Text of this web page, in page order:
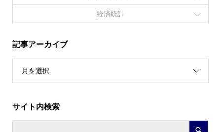
経済統計
記事アーカイブ
月を選択
サイト内検索